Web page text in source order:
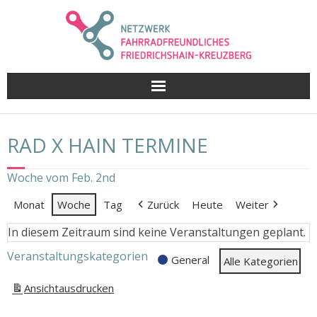
RAD X HAIN TERMINE
Woche vom Feb. 2nd
Monat Woche Tag Zurück Heute Weiter
In diesem Zeitraum sind keine Veranstaltungen geplant.
Veranstaltungskategorien
General
Alle Kategorien
Ansichtausdrucken